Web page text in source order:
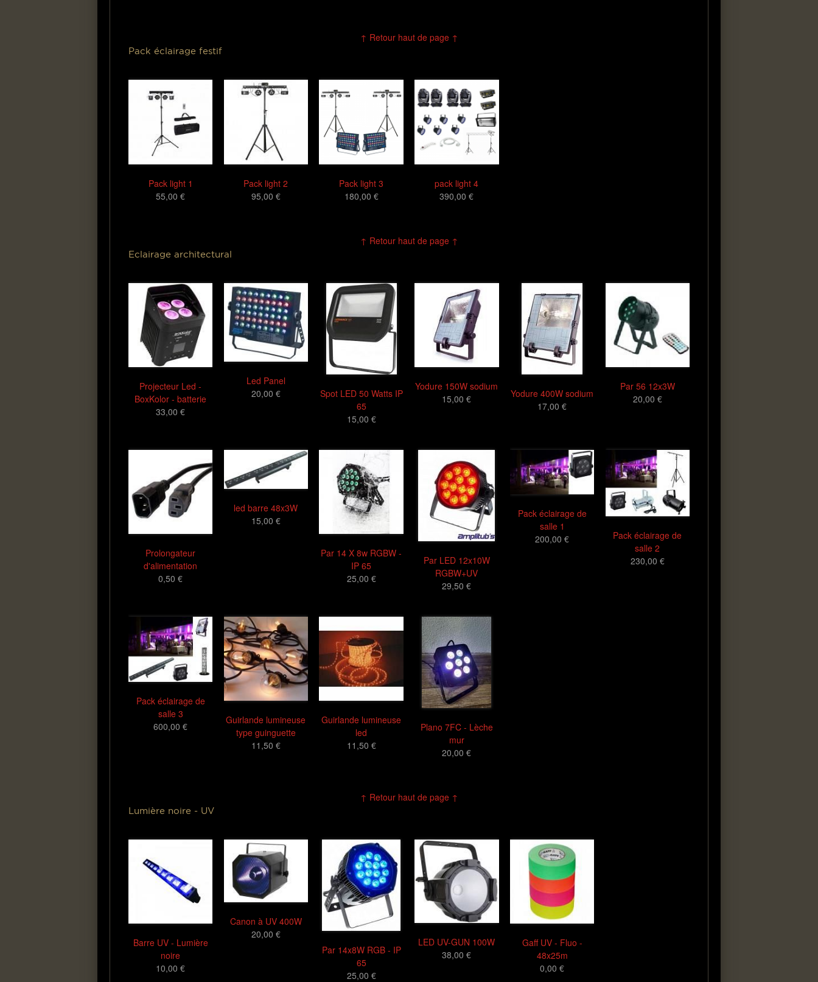
↑ Retour haut de page ↑
Pack éclairage festif
Pack light 1
55,00 €
Pack light 2
95,00 €
Pack light 3
180,00 €
pack light 4
390,00 €
↑ Retour haut de page ↑
Eclairage architectural
Projecteur Led -
BoxKolor - batterie
33,00 €
Led Panel
20,00 €
Spot LED 50 Watts IP
65
15,00 €
Yodure 150W sodium
15,00 €
Yodure 400W sodium
17,00 €
Par 56 12x3W
20,00 €
Prolongateur
d'alimentation
0,50 €
led barre 48x3W
15,00 €
Par 14 X 8w RGBW -
IP 65
25,00 €
Par LED 12x10W
RGBW+UV
29,50 €
Pack éclairage de
salle 1
200,00 €
Pack éclairage de
salle 2
230,00 €
Pack éclairage de
salle 3
600,00 €
Guirlande lumineuse
type guinguette
11,50 €
Guirlande lumineuse
led
11,50 €
Plano 7FC - Lèche
mur
20,00 €
↑ Retour haut de page ↑
Lumière noire - UV
Barre UV - Lumière
noire
10,00 €
Canon à UV 400W
20,00 €
Par 14x8W RGB - IP
65
25,00 €
LED UV-GUN 100W
38,00 €
Gaff UV - Fluo -
48x25m
0,00 €